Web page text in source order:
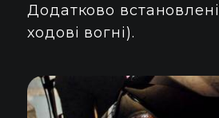
Додатково
ходові вогні).